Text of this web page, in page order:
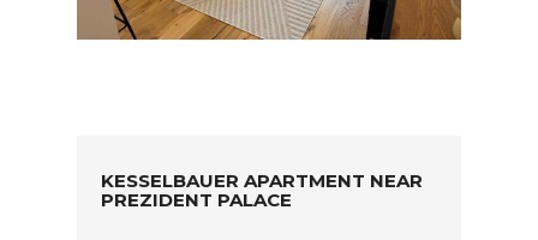
KESSELBAUER APARTMENT NEAR
PREZIDENT PALACE